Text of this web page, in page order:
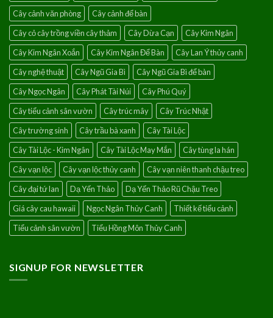
Cây cảnh văn phòng
Cây cảnh để bàn
Cây cỏ cây trồng viền cây thảm
Cây Dừa Cạn
Cây Kim Ngân
Cây Kim Ngân Xoắn
Cây Kim Ngân Để Bàn
Cây Lan Ý thủy canh
Cây nghệ thuật
Cây Ngũ Gia Bì
Cây Ngũ Gia Bì để bàn
Cây Ngọc Ngân
Cây Phát Tài Núi
Cây Phú Quý
Cây tiểu cảnh sân vườn
Cây trúc mây
Cây Trúc Nhật
Cây trường sinh
Cây trầu bà xanh
Cây Tài Lộc
Cây Tài Lộc - Kim Ngân
Cây Tài Lộc May Mắn
Cây tùng la hán
Cây vạn lộc
Cây vạn lộc thủy canh
Cây vạn niên thanh chậu treo
Cây đại tứ lan
Dạ Yến Thảo
Dạ Yến Thảo Rũ Chậu Treo
Giá cây cau hawaii
Ngọc Ngân Thủy Canh
Thiết kế tiểu cảnh
Tiểu cảnh sân vườn
Tiểu Hồng Môn Thủy Canh
SIGNUP FOR NEWSLETTER